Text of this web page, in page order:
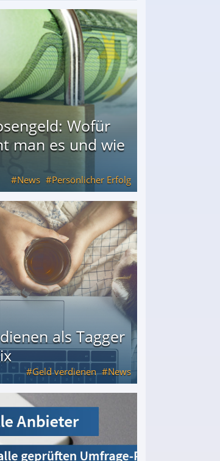
Wofür
man es und wie
News Persönlicher Erfolg
als Tagger
Geld verdienen News